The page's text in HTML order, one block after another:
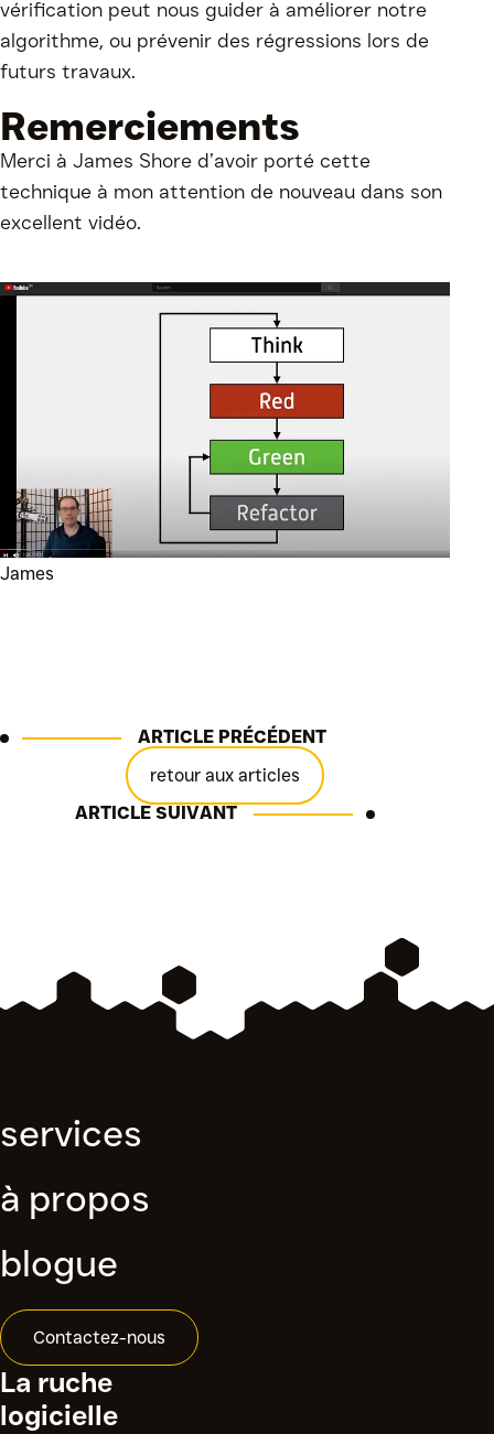
vérification peut nous guider à améliorer notre
algorithme, ou prévenir des régressions lors de
futurs travaux.
Remerciements
Merci à James Shore d’avoir porté cette
technique à mon attention de nouveau dans son
excellent vidéo.
James
ARTICLE PRÉCÉDENT
retour aux articles
ARTICLE SUIVANT
La ruche
logicielle
services
à propos
blogue
Contactez-nous